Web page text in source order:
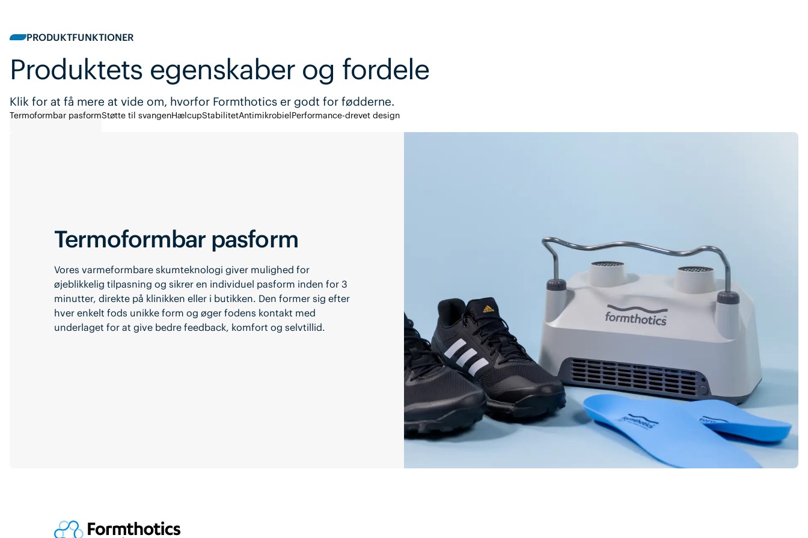
PRODUKTFUNKTIONER
Produktets egenskaber og fordele
Klik for at få mere at vide om, hvorfor Formthotics er godt for fødderne.
Termoformbar pasformStøtte til svangenHælcupStabilitetAntimikrobielPerformance-drevet design
Termoformbar pasform
Vores varmeformbare skumteknologi giver mulighed for
øjeblikkelig tilpasning og sikrer en individuel pasform inden for 3
minutter, direkte på klinikken eller i butikken. Den former sig efter
hver enkelt fods unikke form og øger fodens kontakt med
underlaget for at give bedre feedback, komfort og selvtillid.